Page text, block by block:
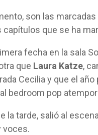
son las marcadas
que se ha
fecha en la sala
que Laura Katze,
Cecilia y que el año
bedroom pop
la tarde, salió al
voces.